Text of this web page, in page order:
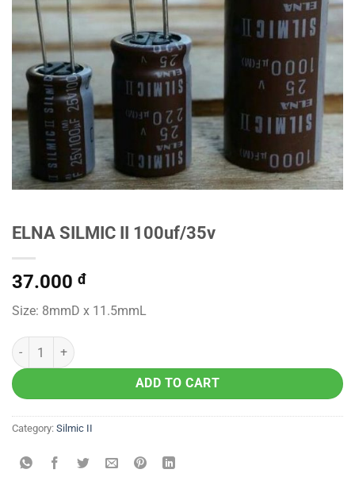
ELNA SILMIC II 100uf/35v
37.000 đ
Size: 8mmD x 11.5mmL
ADD TO CART
Category: Silmic II